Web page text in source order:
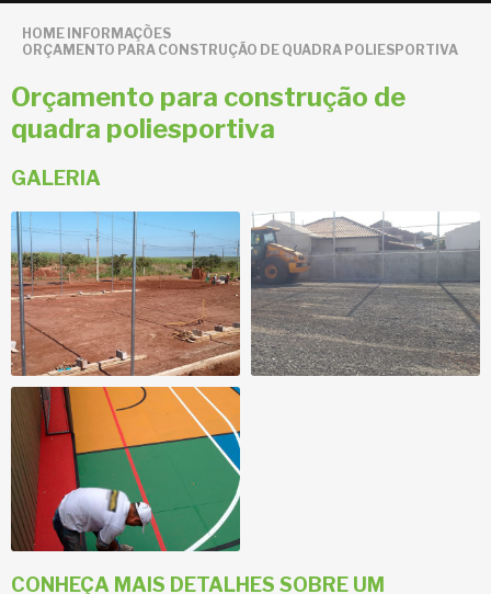
HOME INFORMAÇÕES
ORÇAMENTO PARA CONSTRUÇÃO DE QUADRA POLIESPORTIVA
Orçamento para construção de
quadra poliesportiva
GALERIA
CONHEÇA MAIS DETALHES SOBRE UM